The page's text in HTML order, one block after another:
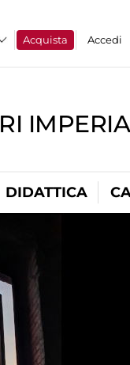
Acquista Accedi
DIDATTICA